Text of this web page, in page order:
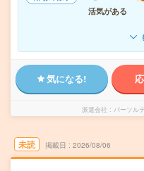
活気がある
気になる!
派遣会社 パーソル
未読 掲載日 2026/08/06